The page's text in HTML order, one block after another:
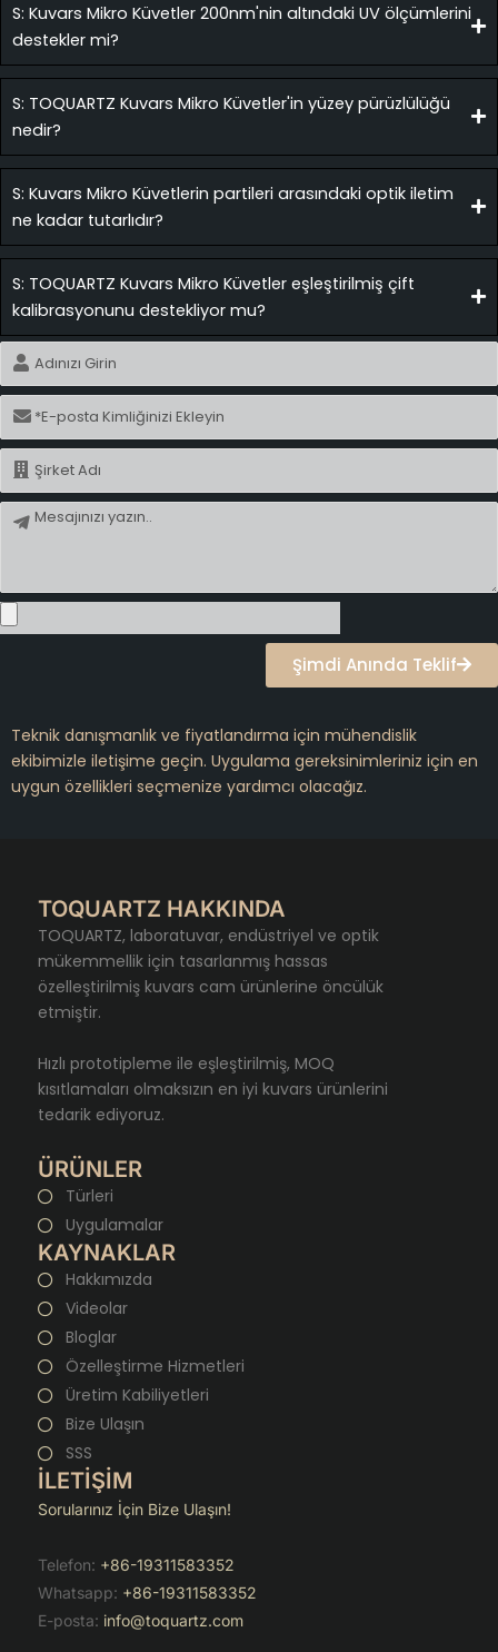
S: Kuvars Mikro Küvetler 200nm'nin altındaki UV ölçümlerini
destekler mi?
S: TOQUARTZ Kuvars Mikro Küvetler'in yüzey pürüzlülüğü
nedir?
S: Kuvars Mikro Küvetlerin partileri arasındaki optik iletim
ne kadar tutarlıdır?
S: TOQUARTZ Kuvars Mikro Küvetler eşleştirilmiş çift
kalibrasyonunu destekliyor mu?
İsim
E-
posta
İsim
Mesaj
Şimdi Anında Teklif
Teknik danışmanlık ve fiyatlandırma için mühendislik
ekibimizle iletişime geçin. Uygulama gereksinimleriniz için en
uygun özellikleri seçmenize yardımcı olacağız.
TOQUARTZ HAKKINDA
TOQUARTZ, laboratuvar, endüstriyel ve optik
mükemmellik için tasarlanmış hassas
özelleştirilmiş kuvars cam ürünlerine öncülük
etmiştir.
Hızlı prototipleme ile eşleştirilmiş, MOQ
kısıtlamaları olmaksızın en iyi kuvars ürünlerini
tedarik ediyoruz.
ÜRÜNLER
Türleri
Uygulamalar
KAYNAKLAR
Hakkımızda
Videolar
Bloglar
Özelleştirme Hizmetleri
Üretim Kabiliyetleri
Bize Ulaşın
SSS
İLETİŞİM
Sorularınız İçin Bize Ulaşın!
Telefon: +86-19311583352
Whatsapp: +86-19311583352
E-posta: info@toquartz.com